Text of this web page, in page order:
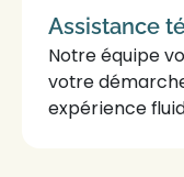
Assistance
Notreéquipe
votre
expérience